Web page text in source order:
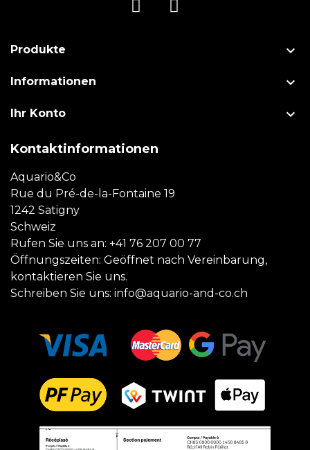
Produkte 
Informationen 
Ihr Konto 
Kontaktinformationen
Aquario&Co
Rue du Pré-de-la-Fontaine 19
1242 Satigny
Schweiz
Rufen Sie uns an: +41 76 207 00 77
Öffnungszeiten: Geöffnet nach Vereinbarung,
kontaktieren Sie uns.
Schreiben Sie uns: info@aquario-and-co.ch